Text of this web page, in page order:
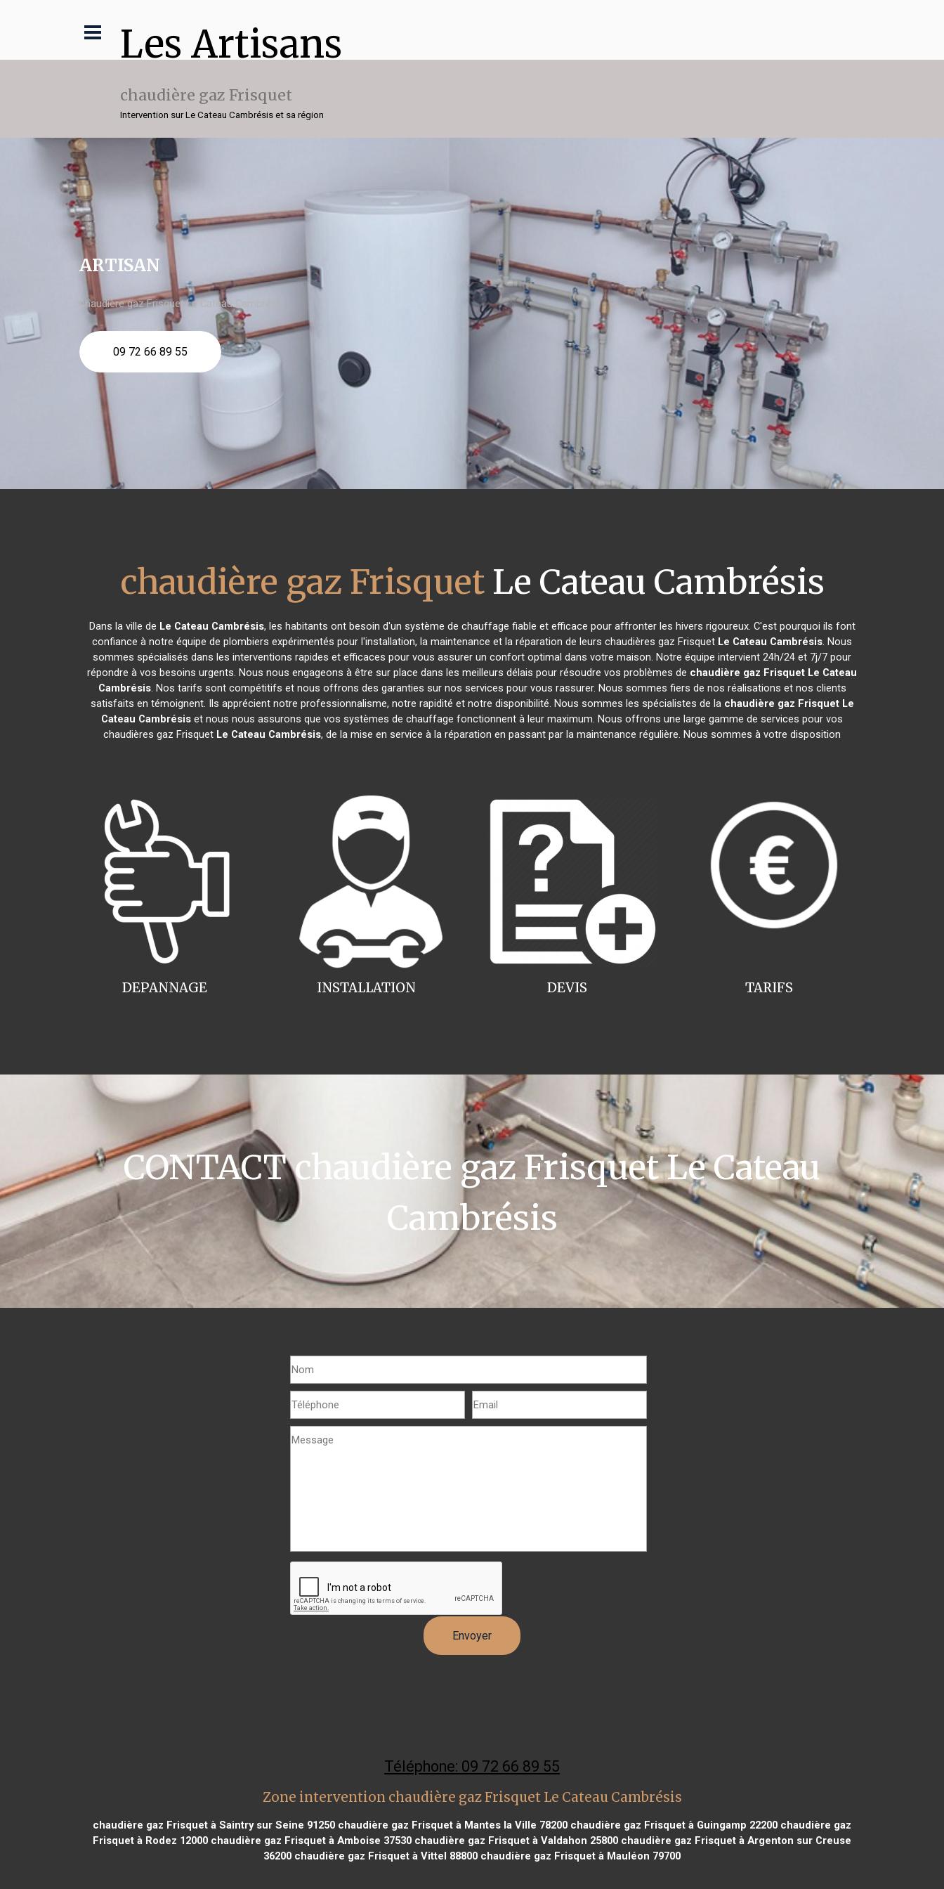
Les Artisans
chaudière gaz Frisquet
Intervention sur Le Cateau Cambrésis et sa région
ARTISAN
chaudière gaz Frisquet Le Cateau Cambrésis
09 72 66 89 55
chaudière gaz FrisquetLe Cateau Cambrésis
Dans la ville de Le Cateau Cambrésis, les habitants ont besoin d'un système de chauffage fiable et efficace pour affronter les hivers rigoureux. C'est pourquoi ils font
confiance à notre équipe de plombiers expérimentés pour l'installation, la maintenance et la réparation de leurs chaudières gaz Frisquet Le Cateau Cambrésis. Nous
sommes spécialisés dans les interventions rapides et efficaces pour vous assurer un confort optimal dans votre maison. Notre équipe intervient 24h/24 et 7j/7 pour
répondre à vos besoins urgents. Nous nous engageons à être sur place dans les meilleurs délais pour résoudre vos problèmes de chaudière gaz Frisquet Le Cateau
Cambrésis. Nos tarifs sont compétitifs et nous offrons des garanties sur nos services pour vous rassurer. Nous sommes fiers de nos réalisations et nos clients
satisfaits en témoignent. Ils apprécient notre professionnalisme, notre rapidité et notre disponibilité. Nous sommes les spécialistes de la chaudière gaz Frisquet Le
Cateau Cambrésis et nous nous assurons que vos systèmes de chauffage fonctionnent à leur maximum. Nous offrons une large gamme de services pour vos
chaudières gaz Frisquet Le Cateau Cambrésis, de la mise en service à la réparation en passant par la maintenance régulière. Nous sommes à votre disposition
INSTALLATION
DEPANNAGE TARIFS
DEVIS
CONTACT chaudière gaz Frisquet Le Cateau
Cambrésis
Téléphone: 09 72 66 89 55
Zone intervention chaudière gaz Frisquet Le Cateau Cambrésis
chaudière gaz Frisquet à Saintry sur Seine 91250 chaudière gaz Frisquet à Mantes la Ville 78200 chaudière gaz Frisquet à Guingamp 22200 chaudière gaz
Frisquet à Rodez 12000 chaudière gaz Frisquet à Amboise 37530 chaudière gaz Frisquet à Valdahon 25800 chaudière gaz Frisquet à Argenton sur Creuse
36200 chaudière gaz Frisquet à Vittel 88800 chaudière gaz Frisquet à Mauléon 79700